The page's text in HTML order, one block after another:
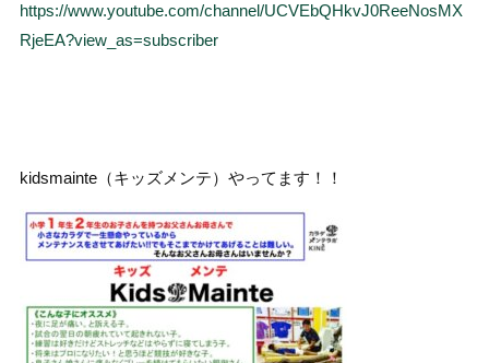
https://www.youtube.com/channel/UCVEbQHkvJ0ReeNosMX
RjeEA?view_as=subscriber
kidsmainte（キッズメンテ）やってます！！